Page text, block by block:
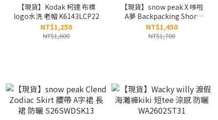
【現貨】Kodak 柯達 布標
logo水洗 老帽 K6143LCP22
NT$1,250
NT$1,600
【現貨】snow peak X 哆啦
A夢 Backpacking Short
Sleeve T-shirt 速乾材質 背
後腰間圖樣 短tee
NT$1,450
NT$1,700